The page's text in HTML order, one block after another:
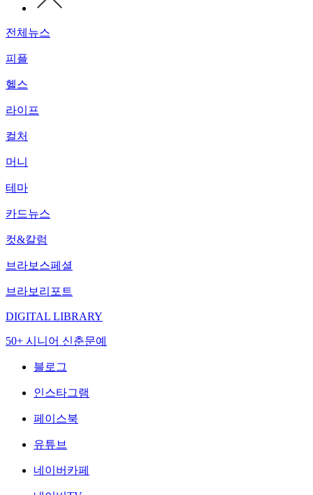
전체뉴스
피플
헬스
라이프
컬처
머니
테마
카드뉴스
컷&칼럼
브라보스페셜
브라보리포트
DIGITAL LIBRARY
50+ 시니어 신춘문예
블로그
인스타그램
페이스북
유튜브
네이버카페